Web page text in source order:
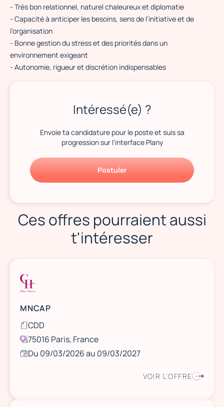
- Très bon relationnel, naturel chaleureux et diplomatie
- Capacité à anticiper les besoins, sens de l’initiative et de
l’organisation
- Bonne gestion du stress et des priorités dans un
environnement exigeant
- Autonomie, rigueur et discrétion indispensables
Intéressé(e) ?
Envoie ta candidature pour le poste et suis sa
progression sur l'interface Plany
Postuler
Ces offres pourraient aussi
t'intéresser
MNCAP
CDD
75016 Paris, France
Du 09/03/2026 au 09/03/2027
VOIR L'OFFRE